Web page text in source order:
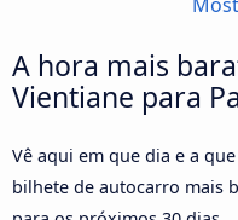
A hora mais
Vientiane para
Vê aqui em que dia e a
bilhete de autocarro mais